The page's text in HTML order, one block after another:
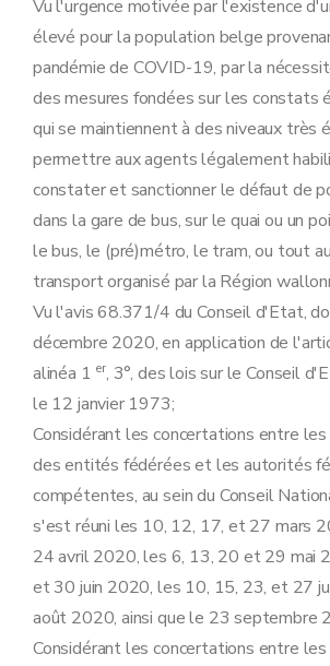
Vu l'urgence motivée par l'existence
élevé pour la population belge
pandémie de COVID-19, par la
des mesures fondées sur les constats
qui se maintiennent à des niveaux très
permettre aux agents légalement
constater et sanctionner le défaut de
dans la gare de bus, sur le quai ou un
le bus, le (pré)métro, le tram, ou tout
transport organisé par la Région
Vu l'avis 68.371/4 du Conseil d'Etat,
décembre 2020, en application de
alinéa 1 er, 3°, des lois sur le Conseil
le 12 janvier 1973;
Considérant les concertations entre
des entités fédérées et les autorités
compétentes, au sein du Conseil
s'est réuni les 10, 12, 17, et 27 mars
24 avril 2020, les 6, 13, 20 et 29 mai
et 30 juin 2020, les 10, 15, 23, et 27
août 2020, ainsi que le 23 septembre
Considérant les concertations entre